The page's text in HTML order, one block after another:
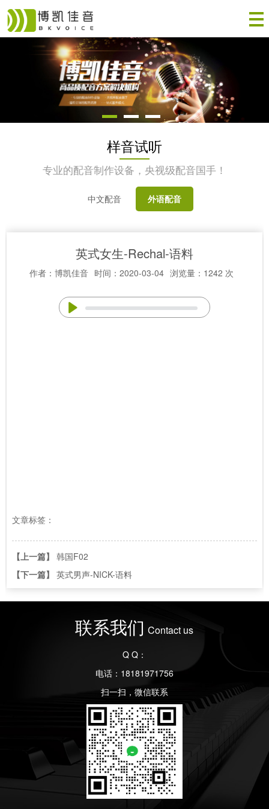
样音试听
专业的配音制作设备，央视级配音国手！
中文配音 外语配音
英式女生-Rechal-语料
作者：博凯佳音 时间：2020-03-04 浏览量：1242 次
文章标签：
【上一篇】 韩国F02
【下一篇】 英式男声-NICK-语料
联系我们 Contact us
Q Q：
电话：18181971756
扫一扫，微信联系